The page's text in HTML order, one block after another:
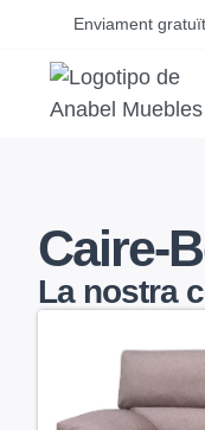
Enviament
Caire-
La nostra